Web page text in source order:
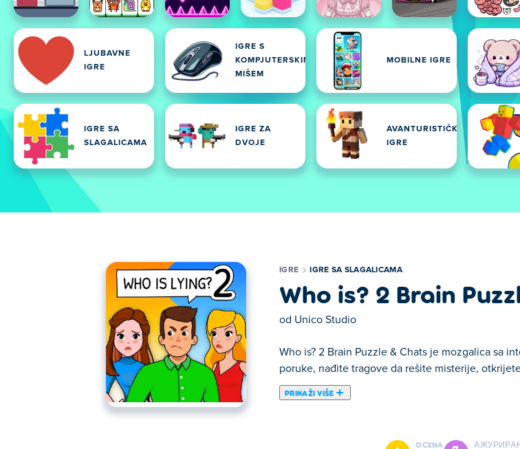
LJUBAVNE
IGRE
IGRE S
KOMPJUTERSKIM
MIŠEM
MOBILNE IGRE
IGRE SA
SLAGALICAMA
IGRE ZA
DVOJE
AVANTURISTIČKE
IGRE
IGRE IGRE SA SLAGALICAMA
Who is? 2 Brain
od Unico Studio
Who is? 2 Brain Puzzle & Chats je mozgalica sa
poruke, nađite tragove da rešite misterije,
PRIKAŽI VIŠE
Ovde možete igrati Who is? 2 Brain Puzzle & Chats. Who is? 2 Brain Puzzle & Chats je
OCENA